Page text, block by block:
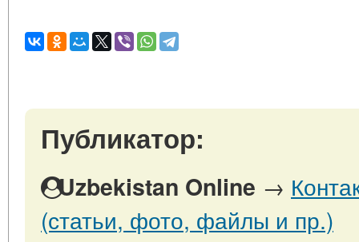
Публикатор:
Uzbekistan Online →
(статьи, фото, файлы и пр.)